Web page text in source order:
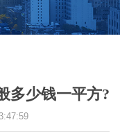
多少钱一平方?